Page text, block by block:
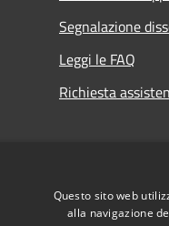
Segnalazione
Leggi le FAQ
Richiesta
Questo sito web
alla navigazione